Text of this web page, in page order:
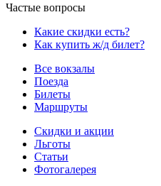
Частые вопросы
Какие скидки есть?
Как купить ж/д билет?
Все вокзалы
Поезда
Билеты
Маршруты
Скидки и акции
Льготы
Статьи
Фотогалерея